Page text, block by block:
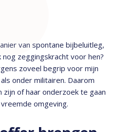
van spontane bijbeluitleg,
nog zeggingskracht voor hen?
zoveel begrip voor mijn
onder militairen. Daarom
zijn of haar onderzoek te gaan
omgeving.